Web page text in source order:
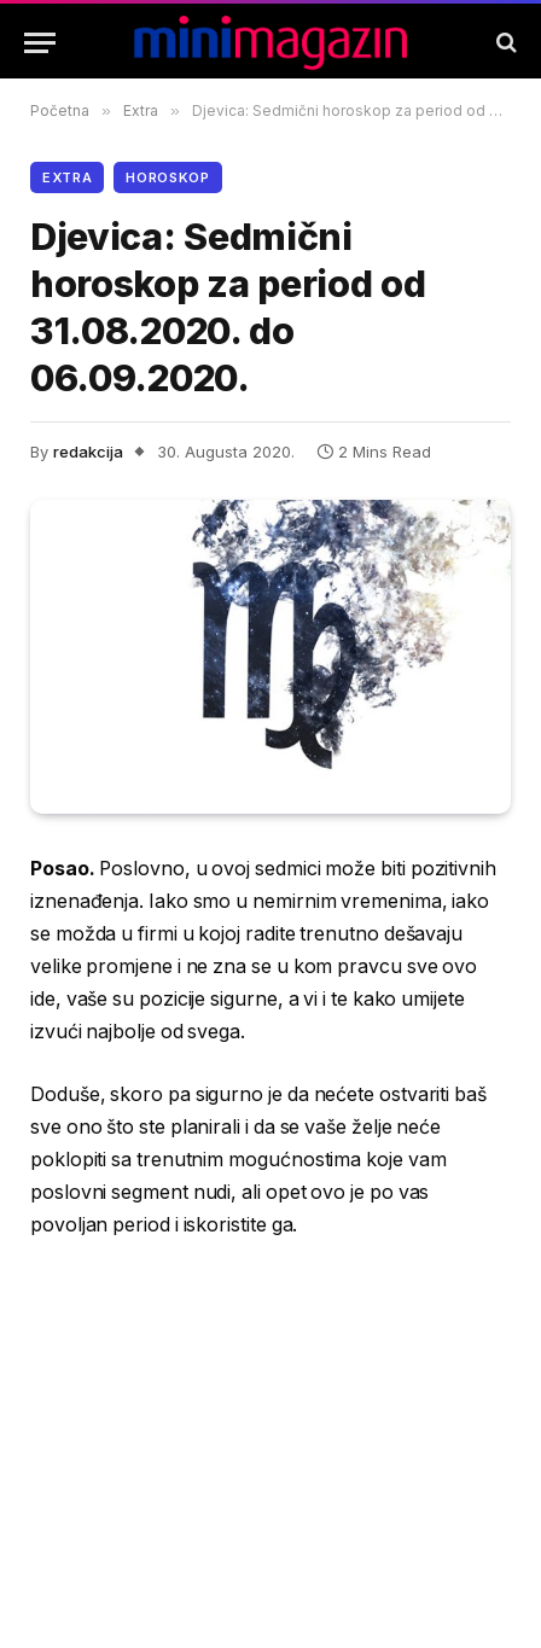
Početna » Extra » Djevica: Sedmični horoskop za period od 31.08.2020. do 06.09.2020.
EXTRA HOROSKOP
Djevica: Sedmični
horoskop za period od
31.08.2020. do
06.09.2020.
By redakcija 30. Augusta 2020. 2 Mins Read
Posao. Poslovno, u ovoj sedmici može biti pozitivnih
iznenađenja. Iako smo u nemirnim vremenima, iako
se možda u firmi u kojoj radite trenutno dešavaju
velike promjene i ne zna se u kom pravcu sve ovo
ide, vaše su pozicije sigurne, a vi i te kako umijete
izvući najbolje od svega.
Doduše, skoro pa sigurno je da nećete ostvariti baš
sve ono što ste planirali i da se vaše želje neće
poklopiti sa trenutnim mogućnostima koje vam
poslovni segment nudi, ali opet ovo je po vas
povoljan period i iskoristite ga.